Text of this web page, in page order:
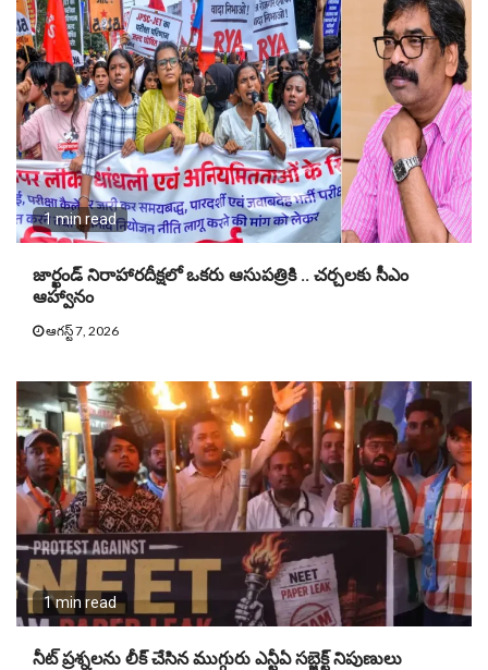
1 min read
జార్ఖండ్ నిరాహారదీక్షలో ఒకరు ఆసుపత్రికి .. చర్చలకు సీఎం
ఆహ్వానం
ఆగస్ట్ 7, 2026
1 min read
నీట్ ప్ర‌శ్న‌ల‌ను లీక్ చేసిన ముగ్గురు ఎన్టీఏ స‌బ్జెక్ట్ నిపుణులు